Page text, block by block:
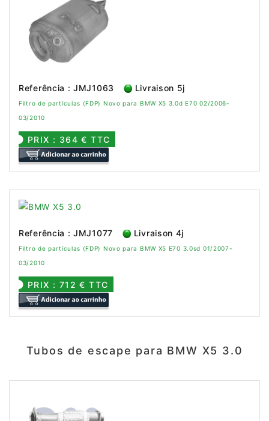
Referência : JMJ1063 Livraison 5j
Filtro de partículas (FDP) Novo para BMW X5 3.0d E70 02/2006-
03/2010
PRIX : 364 € TTC
Referência : JMJ1077 Livraison 4j
Filtro de partículas (FDP) Novo para BMW X5 E70 3.0sd 01/2007-
03/2010
PRIX : 712 € TTC
Tubos de escape para BMW X5 3.0